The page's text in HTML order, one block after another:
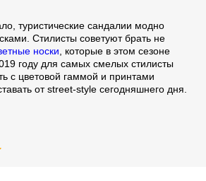
туристические сандалии модно
Стилисты советуют брать не
носки, которые в этом сезоне
году для самых смелых стилисты
с цветовой гаммой и принтами
от street-style сегодняшнего дня.